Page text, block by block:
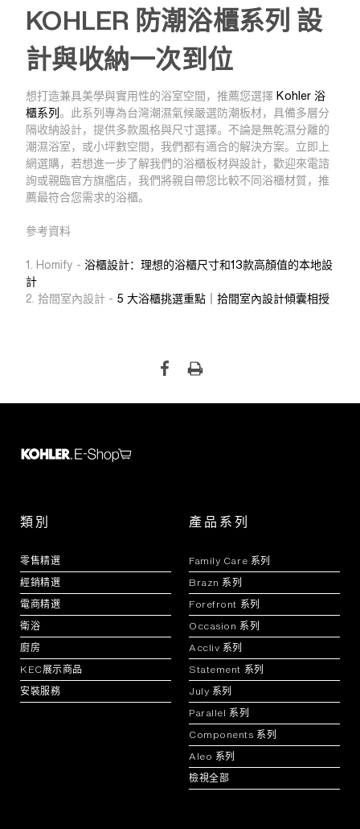
KOHLER 防潮浴櫃系列 設
計與收納一次到位
想打造兼具美學與實用性的浴室空間，推薦您選擇Kohler 浴
櫃系列。此系列專為台灣潮濕氣候嚴選防潮板材，具備多層分
隔收納設計，提供多款風格與尺寸選擇。不論是無乾濕分離的
潮濕浴室，或小坪數空間，我們都有適合的解決方案。立即上
網選購，若想進一步了解我們的浴櫃板材與設計，歡迎來電諮
詢或親臨官方旗艦店，我們將親自帶您比較不同浴櫃材質，推
薦最符合您需求的浴櫃。
參考資料
1. Homify - 浴櫃設計：理想的浴櫃尺寸和13款高顏值的本地設
計
2. 拾間室內設計 - 5 大浴櫃挑選重點｜拾間室內設計傾囊相授
類別
零售精選
經銷精選
電商精選
衛浴
廚房
KEC展示商品
安裝服務
產品系列
Family Care 系列
Brazn 系列
Forefront 系列
Occasion 系列
Accliv 系列
Statement 系列
July 系列
Parallel 系列
Components 系列
Aleo 系列
檢視全部